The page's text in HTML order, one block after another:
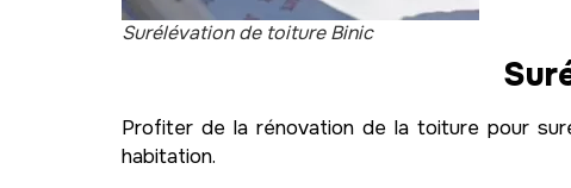
Surélévation de toiture Binic
Profiter de la rénovation de la toiture pour
habitation.